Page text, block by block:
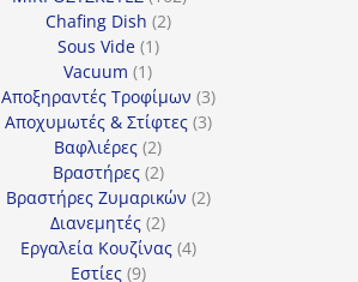
Chafing Dish 22
Sous Vide 11
Vacuum 11
προϊόν
Αποξηραντές Τροφίμων 33
προϊόντα
Αποχυμωτές & Στίφτες 33
Βαφλιέρες 22
προϊόντα
Βραστήρες 22
προϊόντα
Βραστήρες Ζυμαρικών 22
Διανεμητές 22
προϊόντα
Εργαλεία Κουζίνας 44
Εστίες 99